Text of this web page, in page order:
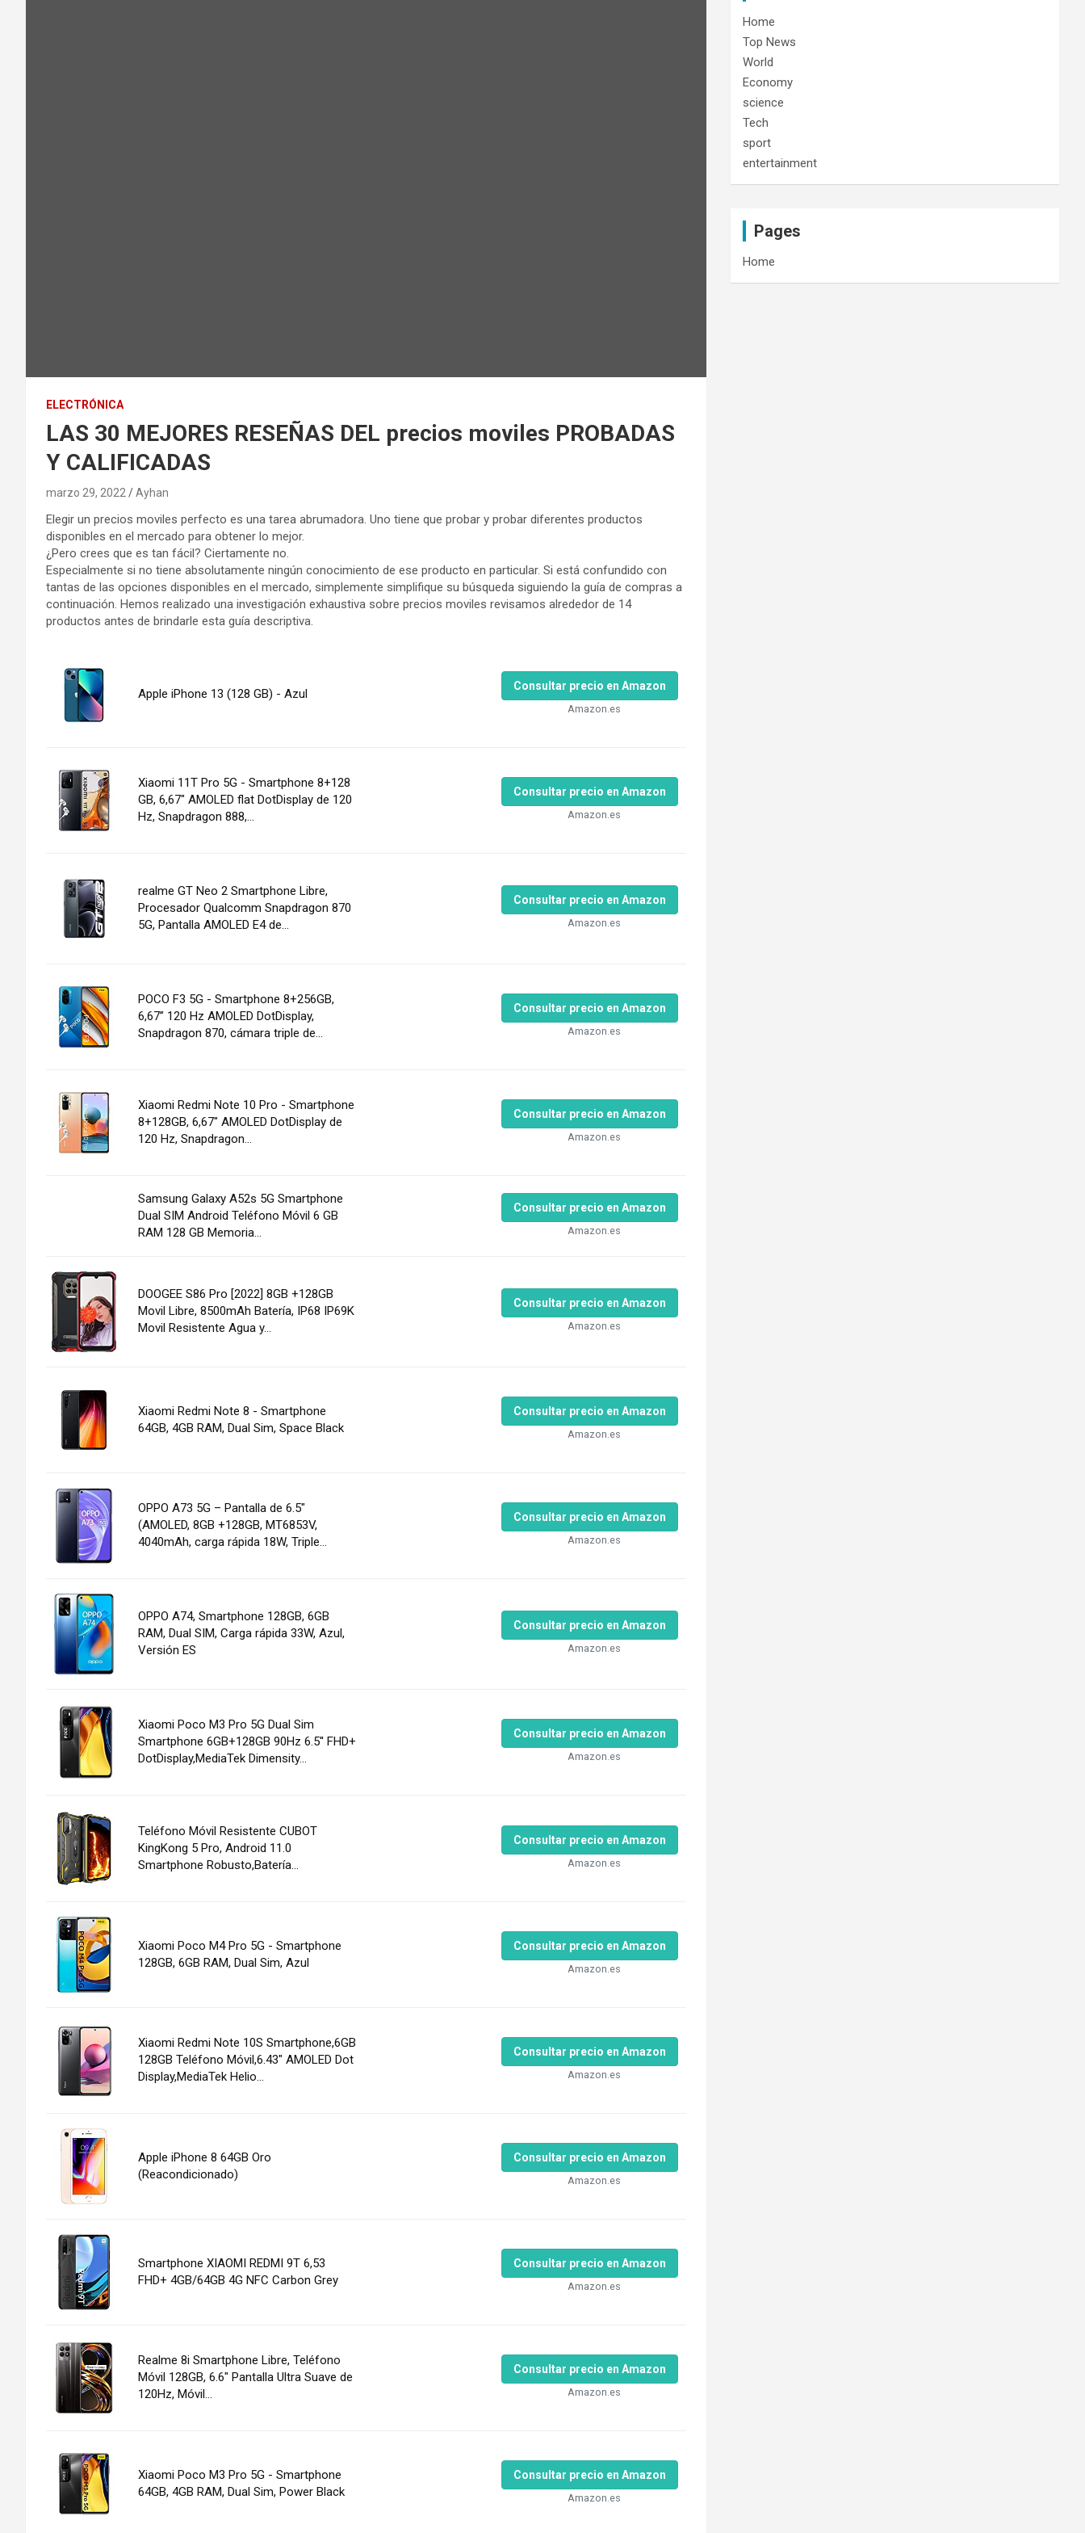
ELECTRÓNICA
LAS 30 MEJORES RESEÑAS DEL precios moviles PROBADAS
Y CALIFICADAS
marzo 29, 2022 Ayhan
Elegir un precios moviles perfecto es una tarea abrumadora. Uno tiene que probar y probar diferentes productos
disponibles en el mercado para obtener lo mejor.
¿Pero crees que es tan fácil? Ciertamente no.
Especialmente si no tiene absolutamente ningún conocimiento de ese producto en particular. Si está confundido con
tantas de las opciones disponibles en el mercado, simplemente simplifique su búsqueda siguiendo la guía de compras a
continuación. Hemos realizado una investigación exhaustiva sobre precios moviles revisamos alrededor de 14
productos antes de brindarle esta guía descriptiva.
Apple iPhone 13 (128 GB) - Azul
Consultar precio en Amazon
Amazon.es
Xiaomi 11T Pro 5G - Smartphone 8+128
GB, 6,67" AMOLED flat DotDisplay de 120
Hz, Snapdragon 888,...
Consultar precio en Amazon
Amazon.es
realme GT Neo 2 Smartphone Libre,
Procesador Qualcomm Snapdragon 870
5G, Pantalla AMOLED E4 de...
Consultar precio en Amazon
Amazon.es
POCO F3 5G - Smartphone 8+256GB,
6,67” 120 Hz AMOLED DotDisplay,
Snapdragon 870, cámara triple de...
Consultar precio en Amazon
Amazon.es
Xiaomi Redmi Note 10 Pro - Smartphone
8+128GB, 6,67" AMOLED DotDisplay de
120 Hz, Snapdragon...
Consultar precio en Amazon
Amazon.es
Samsung Galaxy A52s 5G Smartphone
Dual SIM Android Teléfono Móvil 6 GB
RAM 128 GB Memoria...
Consultar precio en Amazon
Amazon.es
DOOGEE S86 Pro [2022] 8GB +128GB
Movil Libre, 8500mAh Batería, IP68 IP69K
Movil Resistente Agua y...
Consultar precio en Amazon
Amazon.es
Xiaomi Redmi Note 8 - Smartphone
64GB, 4GB RAM, Dual Sim, Space Black
Consultar precio en Amazon
Amazon.es
OPPO A73 5G – Pantalla de 6.5"
(AMOLED, 8GB +128GB, MT6853V,
4040mAh, carga rápida 18W, Triple...
Consultar precio en Amazon
Amazon.es
OPPO A74, Smartphone 128GB, 6GB
RAM, Dual SIM, Carga rápida 33W, Azul,
Versión ES
Consultar precio en Amazon
Amazon.es
Xiaomi Poco M3 Pro 5G Dual Sim
Smartphone 6GB+128GB 90Hz 6.5'' FHD+
DotDisplay,MediaTek Dimensity...
Consultar precio en Amazon
Amazon.es
Teléfono Móvil Resistente CUBOT
KingKong 5 Pro, Android 11.0
Smartphone Robusto,Batería...
Consultar precio en Amazon
Amazon.es
Xiaomi Poco M4 Pro 5G - Smartphone
128GB, 6GB RAM, Dual Sim, Azul
Consultar precio en Amazon
Amazon.es
Xiaomi Redmi Note 10S Smartphone,6GB
128GB Teléfono Móvil,6.43" AMOLED Dot
Display,MediaTek Helio...
Consultar precio en Amazon
Amazon.es
Apple iPhone 8 64GB Oro
(Reacondicionado)
Consultar precio en Amazon
Amazon.es
Smartphone XIAOMI REDMI 9T 6,53
FHD+ 4GB/64GB 4G NFC Carbon Grey
Consultar precio en Amazon
Amazon.es
Realme 8i Smartphone Libre, Teléfono
Móvil 128GB, 6.6" Pantalla Ultra Suave de
120Hz, Móvil...
Consultar precio en Amazon
Amazon.es
Xiaomi Poco M3 Pro 5G - Smartphone
64GB, 4GB RAM, Dual Sim, Power Black
Consultar precio en Amazon
Amazon.es
Home
Top News
World
Economy
science
Tech
sport
entertainment
Pages
Home